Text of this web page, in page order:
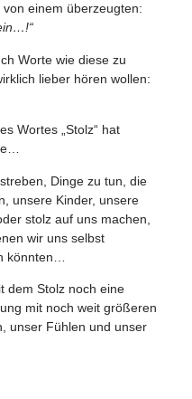
einem überzeugten:
Worte wie diese zu
lieber hören wollen:
Wortes „Stolz“ hat
Dinge zu tun, die
unsere Kinder, unsere
stolz auf uns machen,
wir uns selbst
könnten…
dem Stolz noch eine
mit noch weit größeren
unser Fühlen und unser